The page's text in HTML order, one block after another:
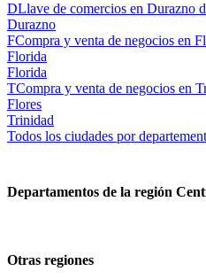
DLlave de comercios en Durazno
Durazno
FCompra y venta de negocios en
Florida
Florida
TCompra y venta de negocios en
Flores
Trinidad
Todos los ciudades por
Departamentos de la región
Otras regiones